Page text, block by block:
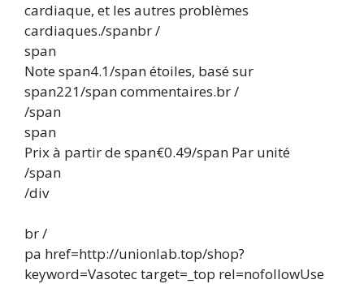
cardiaque, et les autres problèmes
cardiaques./spanbr /
span
Note span4.1/span étoiles, basé sur
span221/span commentaires.br /
/span
span
Prix à partir de span€0.49/span Par unité
/span
/div
br /
pa href=http://unionlab.top/shop?
keyword=Vasotec target=_top rel=nofollowUse